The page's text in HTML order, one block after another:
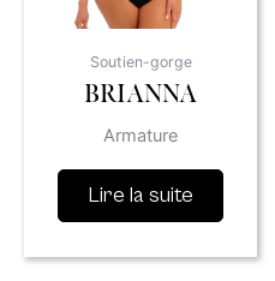
Soutien-gorge
BRIANNA
Armature
Lire la suite